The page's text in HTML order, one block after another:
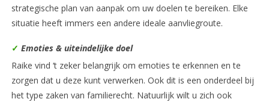
strategische plan van aanpak om uw doelen te bereiken. Elke
situatie heeft immers een andere ideale aanvliegroute.
✓ Emoties & uiteindelijke doel
Raike vind ‘t zeker belangrijk om emoties te erkennen en te
zorgen dat u deze kunt verwerken. Ook dit is een onderdeel bij
het type zaken van familierecht. Natuurlijk wilt u zich ook